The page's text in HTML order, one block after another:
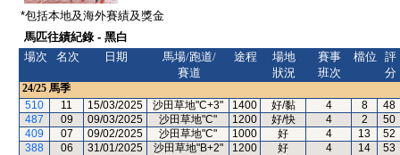
*包括本地及海外賽績及獎金
馬匹往績紀錄 - 黑白
場次
名次 日期
馬場/跑道/
賽道
途程
場地
狀況
賽事
班次
檔位
評
分
24/25 馬季
510
11 15/03/2025 沙田草地"C+3" 1400 好/黏 4 8
48
487
09 09/03/2025 沙田草地"C" 1200 好/快 4 2
50
409
07 09/02/2025 沙田草地"C" 1000 好 4 13
52
388
06 31/01/2025 沙田草地"B+2" 1200 好 4 14
53